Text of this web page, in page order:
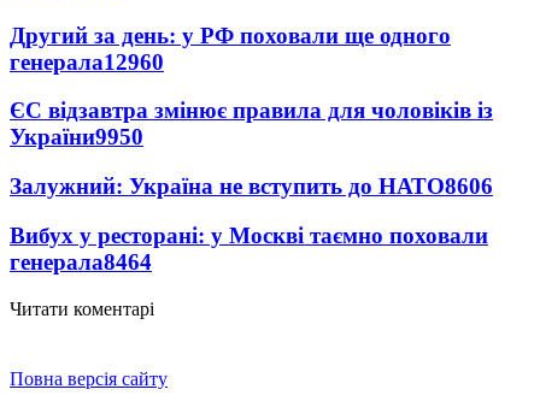
Другий за день: у РФ поховали ще одного
генерала12960
ЄС відзавтра змінює правила для чоловіків із
України9950
Залужний: Україна не вступить до НАТО8606
Вибух у ресторані: у Москві таємно поховали
генерала8464
Читати коментарі
Повна версія сайту